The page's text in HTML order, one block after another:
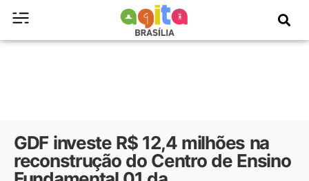
GDF investe R$ 12,4 milhões na
reconstrução do Centro de Ensino